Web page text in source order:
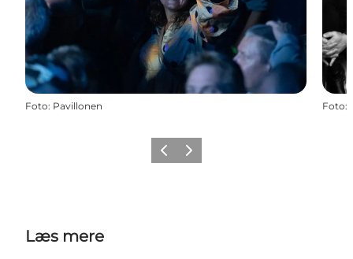
Foto: Pavillonen Foto:
ForrigeNæste
Læs mere